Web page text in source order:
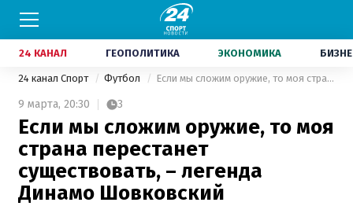
24 КАНАЛ ГЕОПОЛИТИКА ЭКОНОМИКА
24 канал Спорт Футбол Если мы сложим оружие, то моя страна перестанет существовать, – легенда Динамо Шовковский
9 марта, 20:30 3
Если мы сложим оружие, то моя
страна перестанет
существовать, – легенда
Динамо Шовковский